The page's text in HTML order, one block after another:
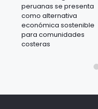
peruanas se presenta
como alternativa
económica sostenible
para comunidades
costeras